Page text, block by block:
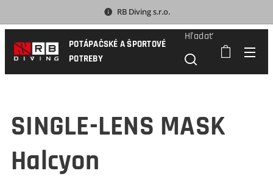
RB Diving s.r.o.
POTÁPAČSKÉ A ŠPORTOVÉ
POTREBY
Hľadať
SINGLE-LENS MASK
Halcyon